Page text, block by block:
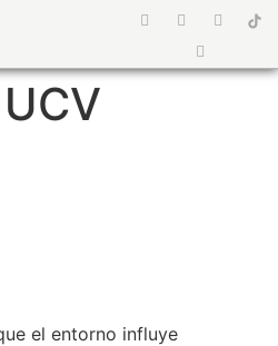
UCV
el entorno influye